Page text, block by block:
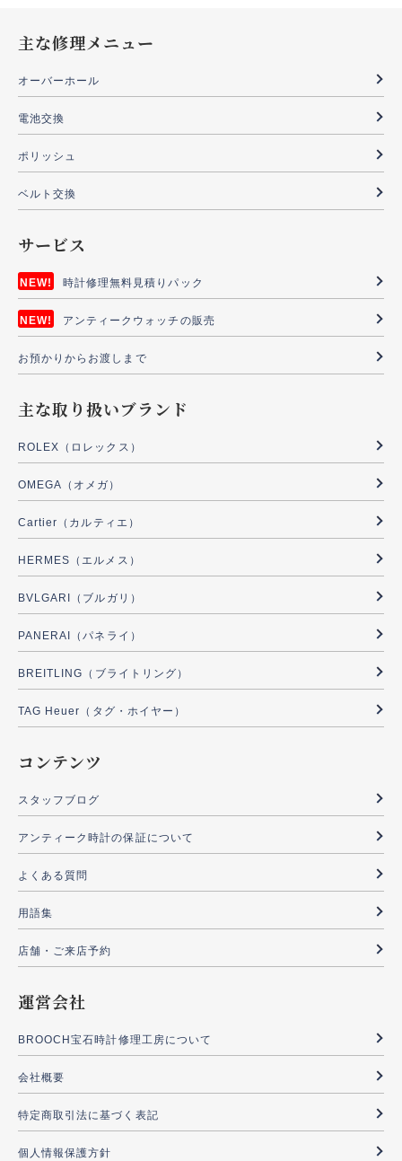
主な修理メニュー
オーバーホール
電池交換
ポリッシュ
ベルト交換
サービス
時計修理無料見積りパック
アンティークウォッチの販売
お預かりからお渡しまで
主な取り扱いブランド
ROLEX（ロレックス）
OMEGA（オメガ）
Cartier（カルティエ）
HERMES（エルメス）
BVLGARI（ブルガリ）
PANERAI（パネライ）
BREITLING（ブライトリング）
TAG Heuer（タグ・ホイヤー）
コンテンツ
スタッフブログ
アンティーク時計の保証について
よくある質問
用語集
店舗・ご来店予約
運営会社
BROOCH宝石時計修理工房について
会社概要
特定商取引法に基づく表記
個人情報保護方針